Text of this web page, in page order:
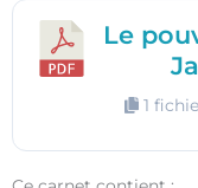
Le
1